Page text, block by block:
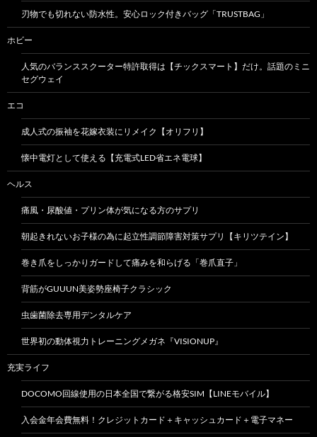
刃物でも切れない防水性。安心ロック付きバッグ「TRUSTBAG」
ホビー
人気のバランススクーター特許取得は【チックスマート】だけ。話題のミニ
セグウェイ
エコ
成人式の振袖を花嫁衣装にリメイク【オリフリ】
懐中電灯として使える【充電式LED省エネ電球】
ヘルス
痛風・尿酸値・プリン体が気になる方のサプリ
朝起きれないお子様の為に起立性調節障害対策サプリ【キリツテイン】
巻き爪をしっかりガードして痛みを和らげる「巻爪直子」
背筋がGUUUN美姿勢座椅子クラシック
虫歯菌除去専用デンタルケア
世界初の動体視力トレーニングメガネ『VISIONUP』
充実ライフ
DOCOMO回線使用の日本全国で繋がる格安SIM【LINEモバイル】
入会金年会費無料！クレジットカード＋キャッシュカード＋電子マネー